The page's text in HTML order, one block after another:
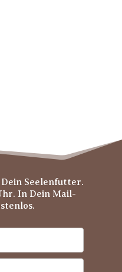
Seelenfutter.
In Dein Mail-